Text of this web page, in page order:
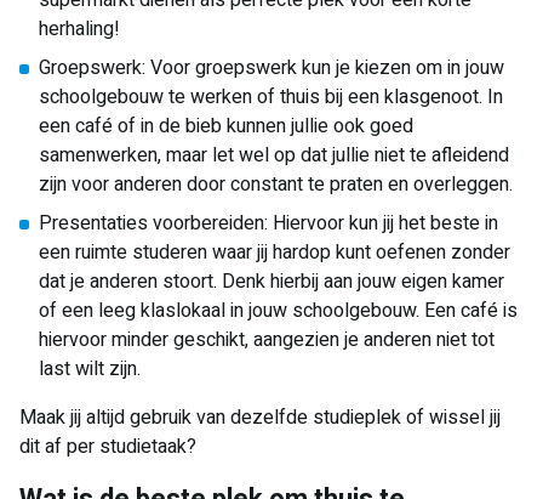
herhaling!
Groepswerk: Voor groepswerk kun je kiezen om in jouw
schoolgebouw te werken of thuis bij een klasgenoot. In
een café of in de bieb kunnen jullie ook goed
samenwerken, maar let wel op dat jullie niet te afleidend
zijn voor anderen door constant te praten en overleggen.
Presentaties voorbereiden: Hiervoor kun jij het beste in
een ruimte studeren waar jij hardop kunt oefenen zonder
dat je anderen stoort. Denk hierbij aan jouw eigen kamer
of een leeg klaslokaal in jouw schoolgebouw. Een café is
hiervoor minder geschikt, aangezien je anderen niet tot
last wilt zijn.
Maak jij altijd gebruik van dezelfde studieplek of wissel jij
dit af per studietaak?